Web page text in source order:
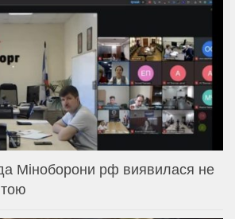
Міноборони рф виявилася не